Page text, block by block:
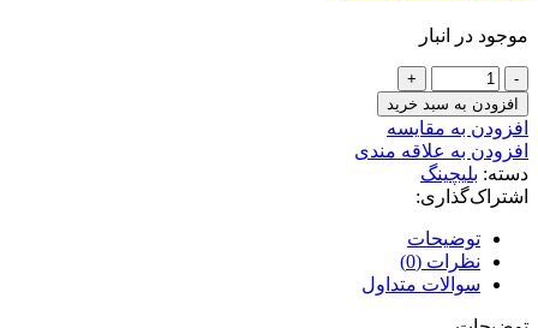
موجود در انبار
افزودن به سبد خرید
افزودن به مقایسه
افزودن به علاقه مندی
دسته: بلیچینگ
اشتراک‌گذاری:
توضیحات
نظرات (0)
سوالات متداول